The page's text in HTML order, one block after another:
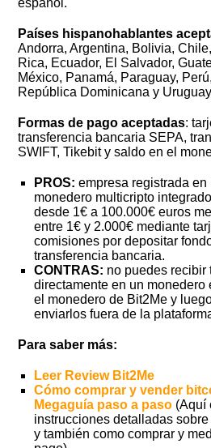
español.
Países hispanohablantes
Andorra, Argentina, Bolivia,
Rica, Ecuador, El Salvador,
México, Panamá, Paraguay,
República Dominicana y
Formas de pago aceptadas:
transferencia bancaria SEPA,
SWIFT, Tikebit y saldo en el
PROS:empresa registrada en
monedero multicripto
desde 1€ a 100.000€ euros
entre 1€ y 2.000€ mediante
comisiones por depositar
transferencia bancaria.
CONTRAS: no puedes recibir
directamente en un monedero
el monedero de Bit2Me y
enviarlos fuera de la
Para saber más:
Leer Review Bit2Me
Cómo comprar y vender
Megaguía paso a paso (Aquí
instrucciones detalladas
y también como comprar y